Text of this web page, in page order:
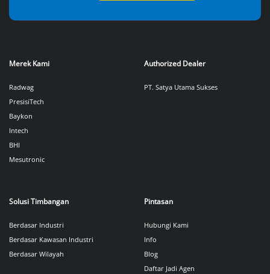
Merek Kami
Radwag
PresisiTech
Baykon
Intech
BHI
Mesutronic
Authorized Dealer
PT. Satya Utama Sukses
Solusi Timbangan
Berdasar Industri
Berdasar Kawasan Industri
Berdasar Wilayah
Pintasan
Hubungi Kami
Info
Blog
Daftar Jadi Agen